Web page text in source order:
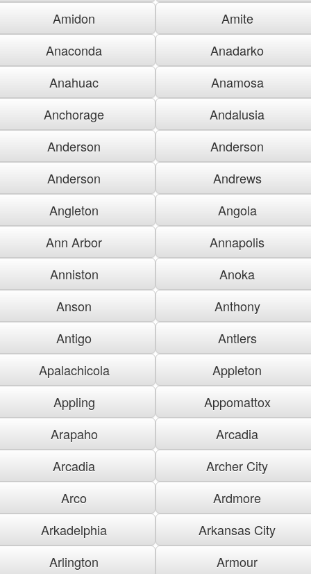
Amidon
Amite
Anaconda
Anadarko
Anahuac
Anamosa
Anchorage
Andalusia
Anderson
Anderson
Anderson
Andrews
Angleton
Angola
Ann Arbor
Annapolis
Anniston
Anoka
Anson
Anthony
Antigo
Antlers
Apalachicola
Appleton
Appling
Appomattox
Arapaho
Arcadia
Arcadia
Archer City
Arco
Ardmore
Arkadelphia
Arkansas City
Arlington
Armour